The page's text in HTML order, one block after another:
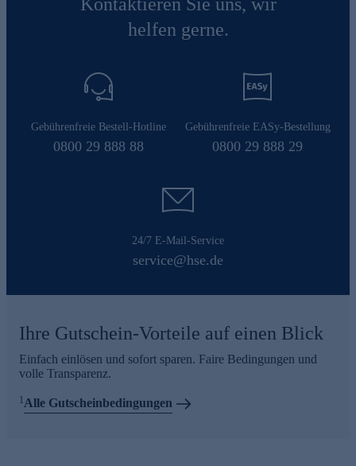
helfen gerne.
Gebührenfreie Bestell-Hotline
0800 29 888 88
Gebührenfreie EASy-Bestellung
0800 29 888 29
24/7 E-Mail-Service
service@hse.de
Ihre Gutschein-Vorteile auf einen Blick
Einfach einlösen und sofort sparen. Faire Bedingungen und
volle Transparenz.
1Alle Gutscheinbedingungen